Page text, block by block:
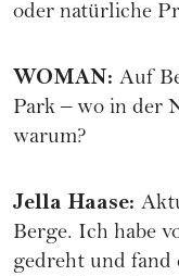
oder natürliche
WOMAN: Auf
Park – wo in der
warum?
Jella Haase:
Berge. Ich habe
gedreht und fand